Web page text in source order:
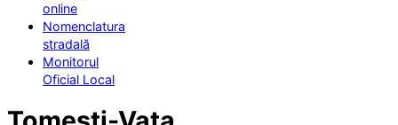
online
Nomenclatura
stradală
Monitorul
Oficial Local